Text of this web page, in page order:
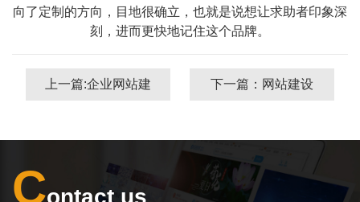
向了定制的方向，目地很确立，也就是说想让求助者印象深
刻，进而更快地记住这个品牌。
上一篇:企业网站建 下一篇：网站建设
Contact us